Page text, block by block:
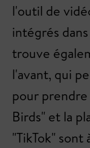
l'outil de
intégrés
trouve
l'avant, qui
pour
Birds" et la
"TikTok" sont